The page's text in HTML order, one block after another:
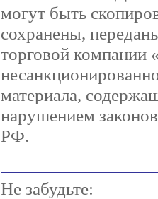
могут быть
сохранены,
торговой
материала,
нарушением
РФ.
Не забудьте: